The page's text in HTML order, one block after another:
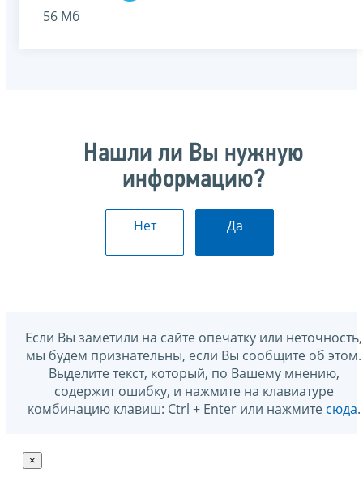
56 Мб
Нашли ли Вы нужную
информацию?
Нет Да
Если Вы заметили на сайте опечатку или неточность,
мы будем признательны, если Вы сообщите об этом.
Выделите текст, который, по Вашему мнению,
содержит ошибку, и нажмите на клавиатуре
комбинацию клавиш: Ctrl + Enter или нажмите сюда.
×